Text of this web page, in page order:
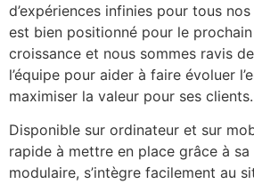
d’expériences infinies pour tous
est bien positionné pour le
croissance et nous sommes ravis
l’équipe pour aider à faire évoluer
maximiser la valeur pour ses
Disponible sur ordinateur et sur
rapide à mettre en place grâce à
modulaire, s’intègre facilement au